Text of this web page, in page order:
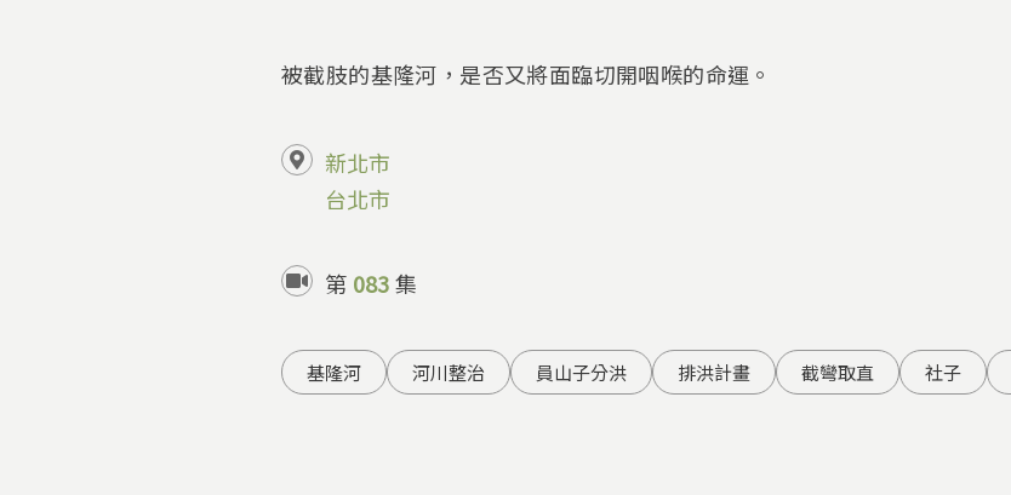
被截肢的基隆河，是否又將面臨切開咽喉的命運。
新北市
台北市
第 083集
基隆河 河川整治 員山子分洪 排洪計畫 截彎取直 社子